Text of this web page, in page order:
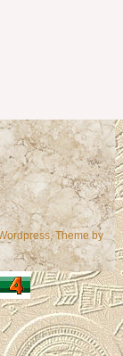
, Theme by